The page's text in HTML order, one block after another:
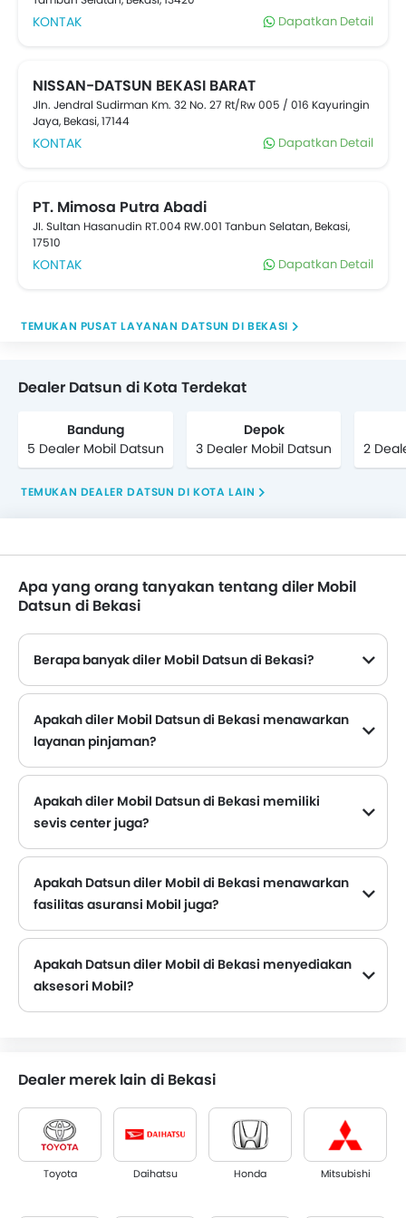
KONTAK Dapatkan Detail
NISSAN-DATSUN BEKASI BARAT
Jln. Jendral Sudirman Km. 32 No. 27 Rt/Rw 005 / 016 Kayuringin
Jaya, Bekasi, 17144
KONTAK Dapatkan Detail
PT. Mimosa Putra Abadi
JI. Sultan Hasanudin RT.004 RW.001 Tanbun Selatan, Bekasi,
17510
KONTAK Dapatkan Detail
TEMUKAN PUSAT LAYANAN DATSUN DI BEKASI
Dealer Datsun di Kota Terdekat
Bandung
5 Dealer Mobil Datsun
Depok
3 Dealer Mobil Datsun
2
TEMUKAN DEALER DATSUN DI KOTA LAIN
Apa yang orang tanyakan tentang diler Mobil
Datsun di Bekasi
Berapa banyak diler Mobil Datsun di Bekasi?
Apakah diler Mobil Datsun di Bekasi menawarkan
layanan pinjaman?
Apakah diler Mobil Datsun di Bekasi memiliki
sevis center juga?
Apakah Datsun diler Mobil di Bekasi menawarkan
fasilitas asuransi Mobil juga?
Apakah Datsun diler Mobil di Bekasi menyediakan
aksesori Mobil?
Dealer merek lain di Bekasi
Toyota Daihatsu Honda Mitsubishi